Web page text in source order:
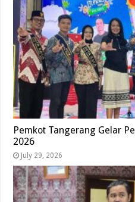
Pemkot Tangerang Gelar
2026
July 29, 2026